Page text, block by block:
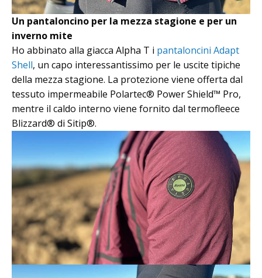
Un pantaloncino per la mezza stagione e per un
inverno mite
Ho abbinato alla giacca Alpha T i pantaloncini Adapt
Shell, un capo interessantissimo per le uscite tipiche
della mezza stagione. La protezione viene offerta dal
tessuto impermeabile Polartec® Power Shield™ Pro,
mentre il caldo interno viene fornito dal termofleece
Blizzard® di Sitip®.